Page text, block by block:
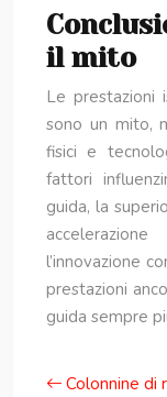
il mito
Le prestazioni
sono un mito,
fisici e
fattori
guida, la
l’innovazione
prestazioni
guida sempre
Colonnine di